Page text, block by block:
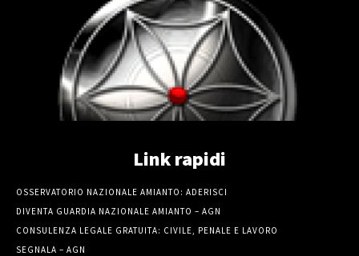
Link rapidi
OSSERVATORIO NAZIONALE AMIANTO: ADERISCI
DIVENTA GUARDIA NAZIONALE AMIANTO – AGN
CONSULENZA LEGALE GRATUITA: CIVILE, PENALE E LAVORO
SEGNALA – AGN